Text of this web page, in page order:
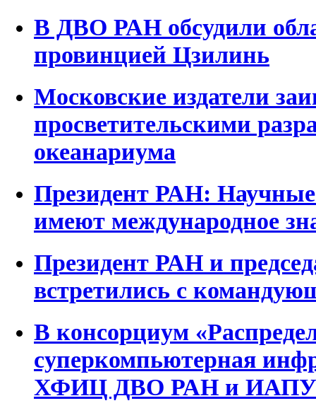
В ДВО РАН обсудили
провинцией Цзилинь
Московские издатели
просветительскими
океанариума
Президент РАН:
имеют международное
Президент РАН и
встретились с
В консорциум
суперкомпьютерная
ХФИЦ ДВО РАН и